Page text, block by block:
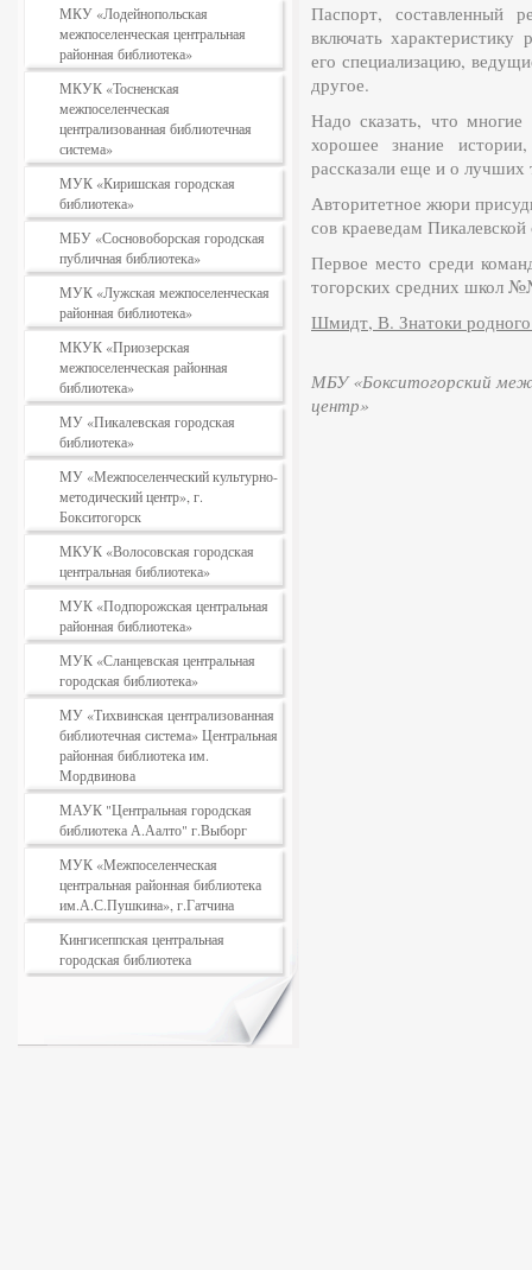
МКУ «Лодейнопольская
межпоселенческая центральная
районная библиотека»
МКУК «Тосненская
межпоселенческая
централизованная библиотечная
система»
МУК «Киришская городская
библиотека»
МБУ «Сосновоборская городская
публичная библиотека»
МУК «Лужская межпоселенческая
районная библиотека»
МКУК «Приозерская
межпоселенческая районная
библиотека»
МУ «Пикалевская городская
библиотека»
МУ «Межпоселенческий культурно-
методический центр», г.
Бокситогорск
МКУК «Волосовская городская
центральная библиотека»
МУК «Подпорожская центральная
районная библиотека»
МУК «Сланцевская центральная
городская библиотека»
МУ «Тихвинская централизованная
библиотечная система» Центральная
районная библиотека им.
Мордвинова
МАУК "Центральная городская
библиотека А.Аалто" г.Выборг
МУК «Межпоселенческая
центральная районная библиотека
им.А.С.Пушкина», г.Гатчина
Кингисеппская центральная
городская библиотека
Паспорт, составлен­ный
включать характеристику
его специализацию,
другое.
Надо сказать, что мно­гие
хоро­шее знание
рассказали еще и о
Авторитетное жюри
сов краеведам
Первое место среди
тогорских средних школ
Шмидт, В. Знатоки
МБУ «Бокситогорский
центр»